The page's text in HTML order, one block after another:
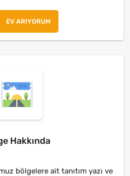
EV ARIYORUM
Hakkında
bölgelere ait tanıtım yazı ve